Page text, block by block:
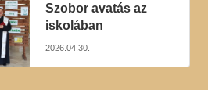
Szobor avatás az
iskolában
2026.04.30.